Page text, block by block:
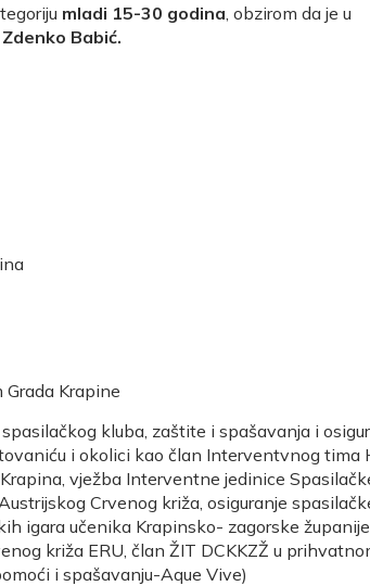
mladi 15-30 godina , obzirom da je u
Babić.
Krapine
kluba, zaštite i spašavanja i
i okolici kao član Interventvnog tima
vježba Interventne jedinice
Crvenog križa, osiguranje
igara učenika Krapinsko- zagorske županije,
križa ERU, član ŽIT DCKKZŽ u
i spašavanju-Aque Vive)